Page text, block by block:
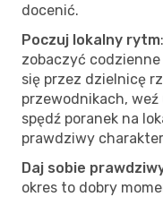
docenić.
Poczuj lokalny rytm
zobaczyć
się przez dzielnicę
przewodnikach, weź
spędź poranek na
prawdziwy
Daj sobie
okres to dobry